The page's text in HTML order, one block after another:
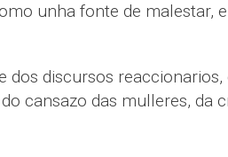
unha fonte de malestar,
dos discursos
cansazo das mulleres, da